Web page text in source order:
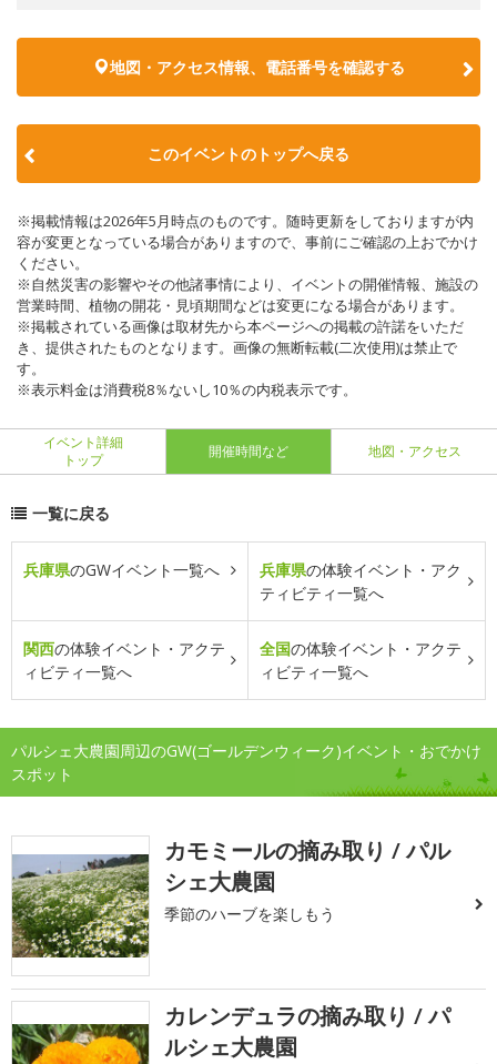
地図・アクセス情報、電話番号を確認する
このイベントのトップへ戻る
※掲載情報は2026年5月時点のものです。随時更新をしておりますが内
容が変更となっている場合がありますので、事前にご確認の上おでかけ
ください。
※自然災害の影響やその他諸事情により、イベントの開催情報、施設の
営業時間、植物の開花・見頃期間などは変更になる場合があります。
※掲載されている画像は取材先から本ページへの掲載の許諾をいただ
き、提供されたものとなります。画像の無断転載(二次使用)は禁止で
す。
※表示料金は消費税8％ないし10％の内税表示です。
イベント詳細
トップ
開催時間など 地図・アクセス
一覧に戻る
兵庫県のGWイベント一覧へ 兵庫県の体験イベント・アク
ティビティ一覧へ
関西の体験イベント・アクテ
ィビティ一覧へ
全国の体験イベント・アクテ
ィビティ一覧へ
パルシェ大農園周辺のGW(ゴールデンウィーク)イベント・おでかけ
スポット
カモミールの摘み取り / パル
シェ大農園
季節のハーブを楽しもう
カレンデュラの摘み取り / パ
ルシェ大農園